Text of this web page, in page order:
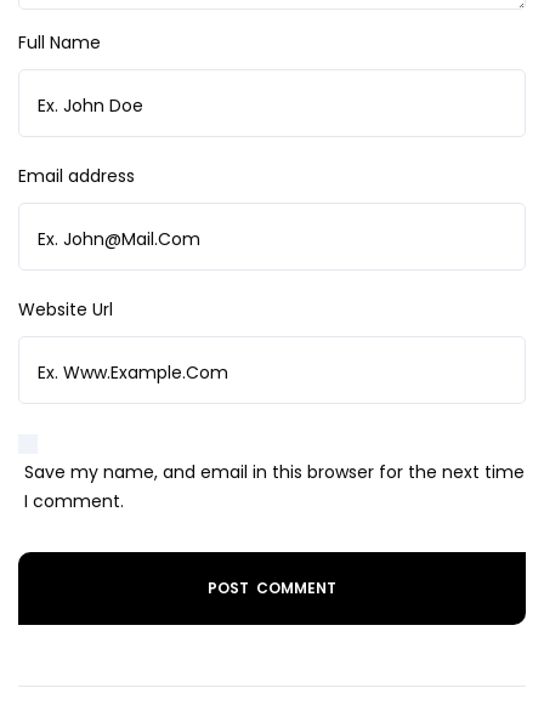
Full Name
Email address
Website Url
Save my name, and email in this browser for the next time
I comment.